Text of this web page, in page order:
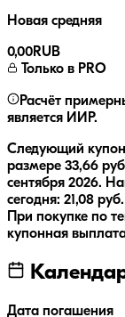
Новая средняя
0,00RUB
Только в PRO
Расчёт
является ИИР.
Следующий
размере 33,66
сентября 2026.
сегодня: 21,08 руб.
При покупке по
купонная
Дата погашения